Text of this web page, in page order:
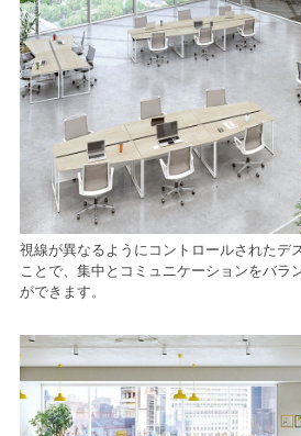
視線が異なるようにコントロールされたデ
ことで、集中とコミュニケーションをバラ
ができます。